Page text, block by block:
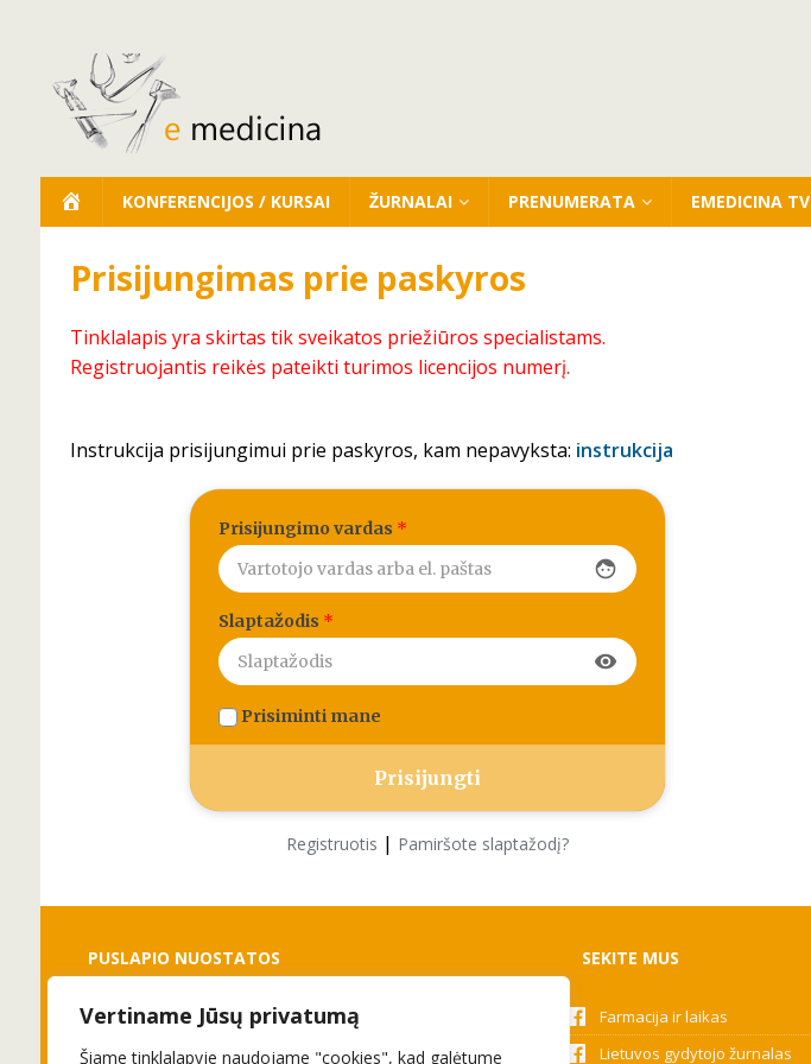
Vertiname Jūsų privatumą
Šiame tinklalapyje naudojame "cookies", kad galėtume
KONFERENCIJOS / KURSAI ŽURNALAI PRENUMERATA EMEDICINA TV
Prisijungimas prie paskyros
Tinklalapis yra skirtas tik sveikatos priežiūros specialistams.
Registruojantis reikės pateikti turimos licencijos numerį.
Instrukcija prisijungimui prie paskyros, kam nepavyksta: instrukcija
Prisijungimo vardas *
face
Slaptažodis *
visibility
Prisiminti mane
Registruotis | Pamiršote slaptažodį?
PUSLAPIO NUOSTATOS
Slapukai
Privatumo politika
SEKITE MUS
Farmacija ir laikas
Lietuvos gydytojo žurnalas